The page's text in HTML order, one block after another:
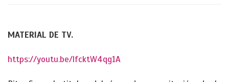
MATERIAL DE TV.
https://youtu.be/lfcktW4qg1A